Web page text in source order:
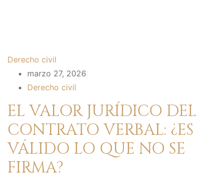
Derecho civil
marzo 27, 2026
Derecho civil
EL VALOR JURÍDICO DEL
CONTRATO VERBAL: ¿ES
VÁLIDO LO QUE NO SE
FIRMA?